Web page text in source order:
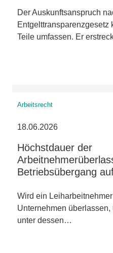
Der Auskunftsanspruch
Entgelttransparenzgesetz
Teile umfassen. Er
Arbeitsrecht
18.06.2026
Höchstdauer der
Betriebsübergang
Wird ein
Unternehmen
unter dessen…